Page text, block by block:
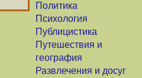
Политика
Психология
Публицистика
Путешествия и
география
Развлечения и досуг